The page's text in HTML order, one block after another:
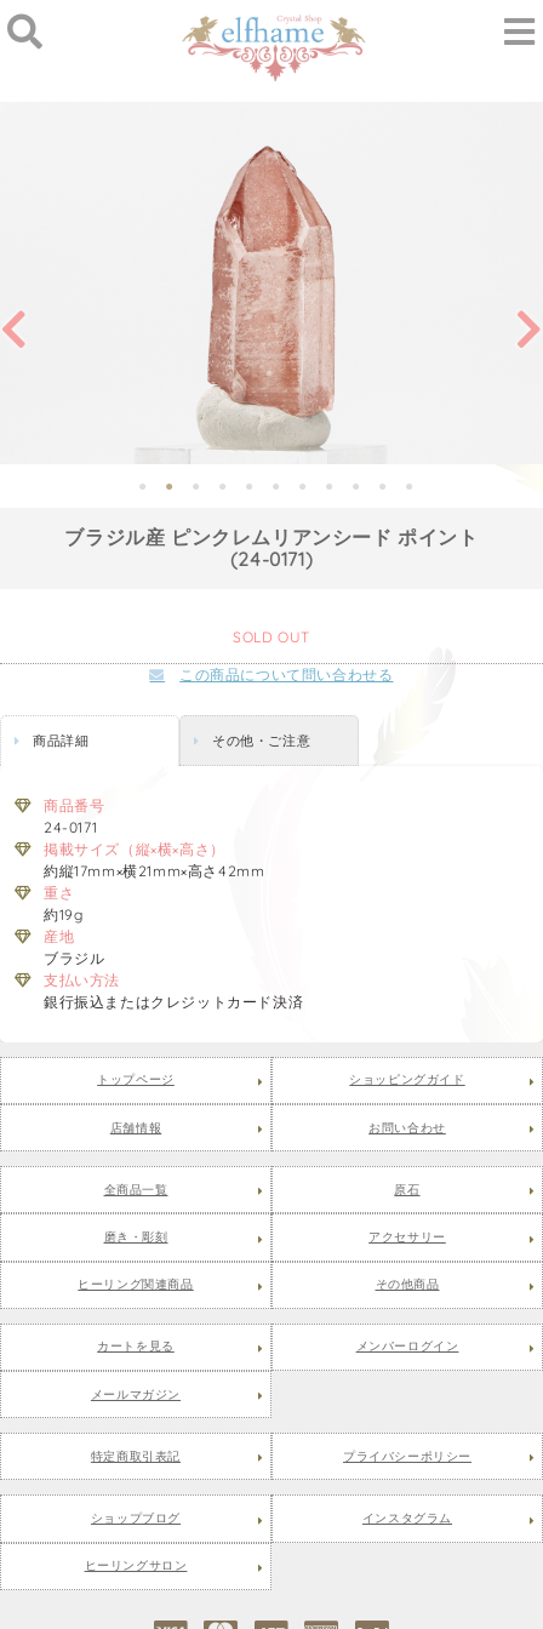
ブラジル産 ピンクレムリアンシード ポイント
(24-0171)
SOLD OUT
この商品について問い合わせる
商品詳細 その他・ご注意
商品番号
24-0171
掲載サイズ（縦×横×高さ）
約縦17mm×横21mm×高さ42mm
重さ
約19g
産地
ブラジル
支払い方法
銀行振込またはクレジットカード決済
トップページ ショッピングガイド
店舗情報 お問い合わせ
全商品一覧 原石
磨き・彫刻 アクセサリー
ヒーリング関連商品 その他商品
カートを見る メンバーログイン
メールマガジン
特定商取引表記 プライバシーポリシー
ショップブログ インスタグラム
ヒーリングサロン